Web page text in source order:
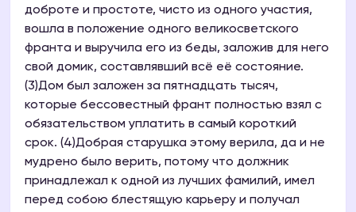
доброте и простоте, чисто из одного участия,
вошла в положение одного великосветского
франта и выручила его из беды, заложив для него
свой домик, составлявший всё её состояние.
(3)Дом был заложен за пятнадцать тысяч,
которые бессовестный франт полностью взял с
обязательством уплатить в самый короткий
срок. (4)Добрая старушка этому верила, да и не
мудрено было верить, потому что должник
принадлежал к одной из лучших фамилий, имел
перед собою блестящую карьеру и получал